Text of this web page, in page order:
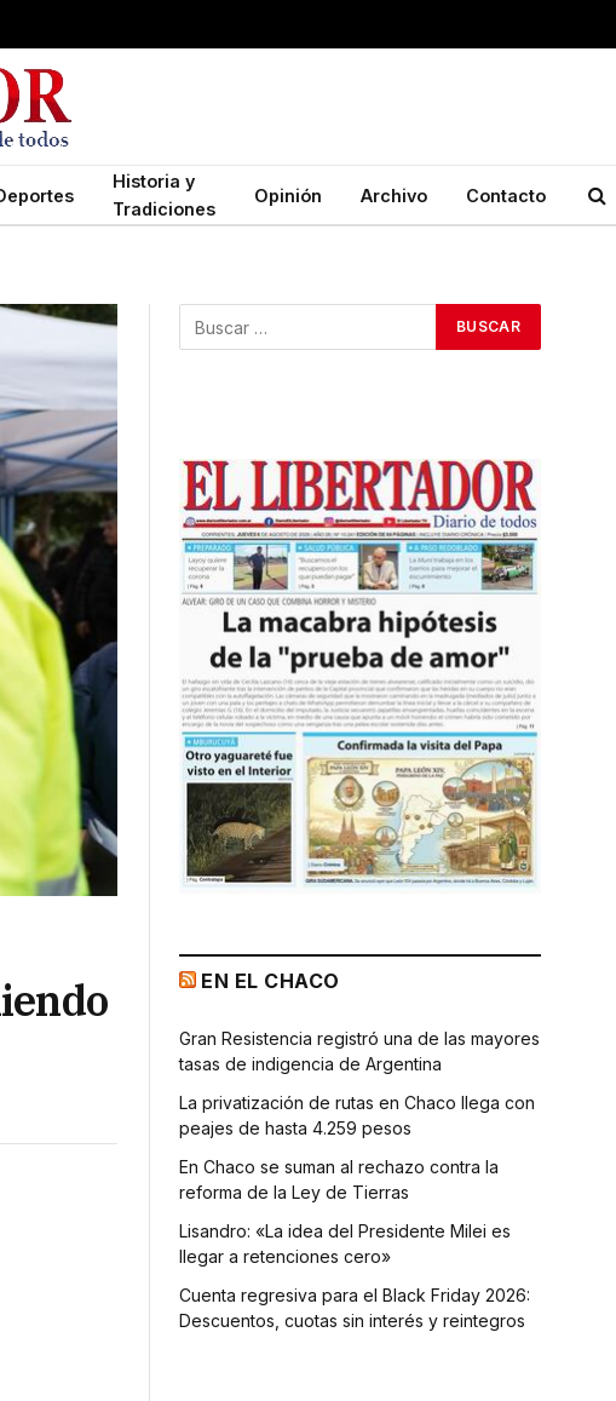
Historia y
Tradiciones
Opinión Archivo Contacto
EN EL CHACO
Gran Resistencia registró una de las mayores
tasas de indigencia de Argentina
La privatización de rutas en Chaco llega con
peajes de hasta 4.259 pesos
En Chaco se suman al rechazo contra la
reforma de la Ley de Tierras
Lisandro: «La idea del Presidente Milei es
llegar a retenciones cero»
Cuenta regresiva para el Black Friday 2026:
Descuentos, cuotas sin interés y reintegros